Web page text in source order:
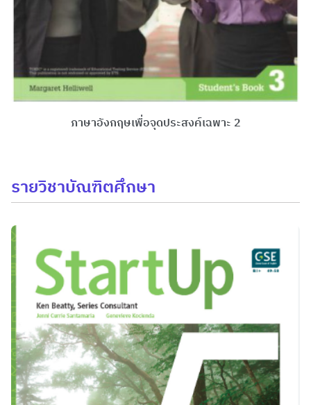
ภาษาอังกฤษเพื่อจุดประสงค์เฉพาะ 2
รายวิชาบัณฑิตศึกษา